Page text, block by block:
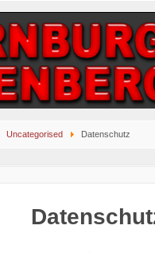
Uncategorised Datenschutz